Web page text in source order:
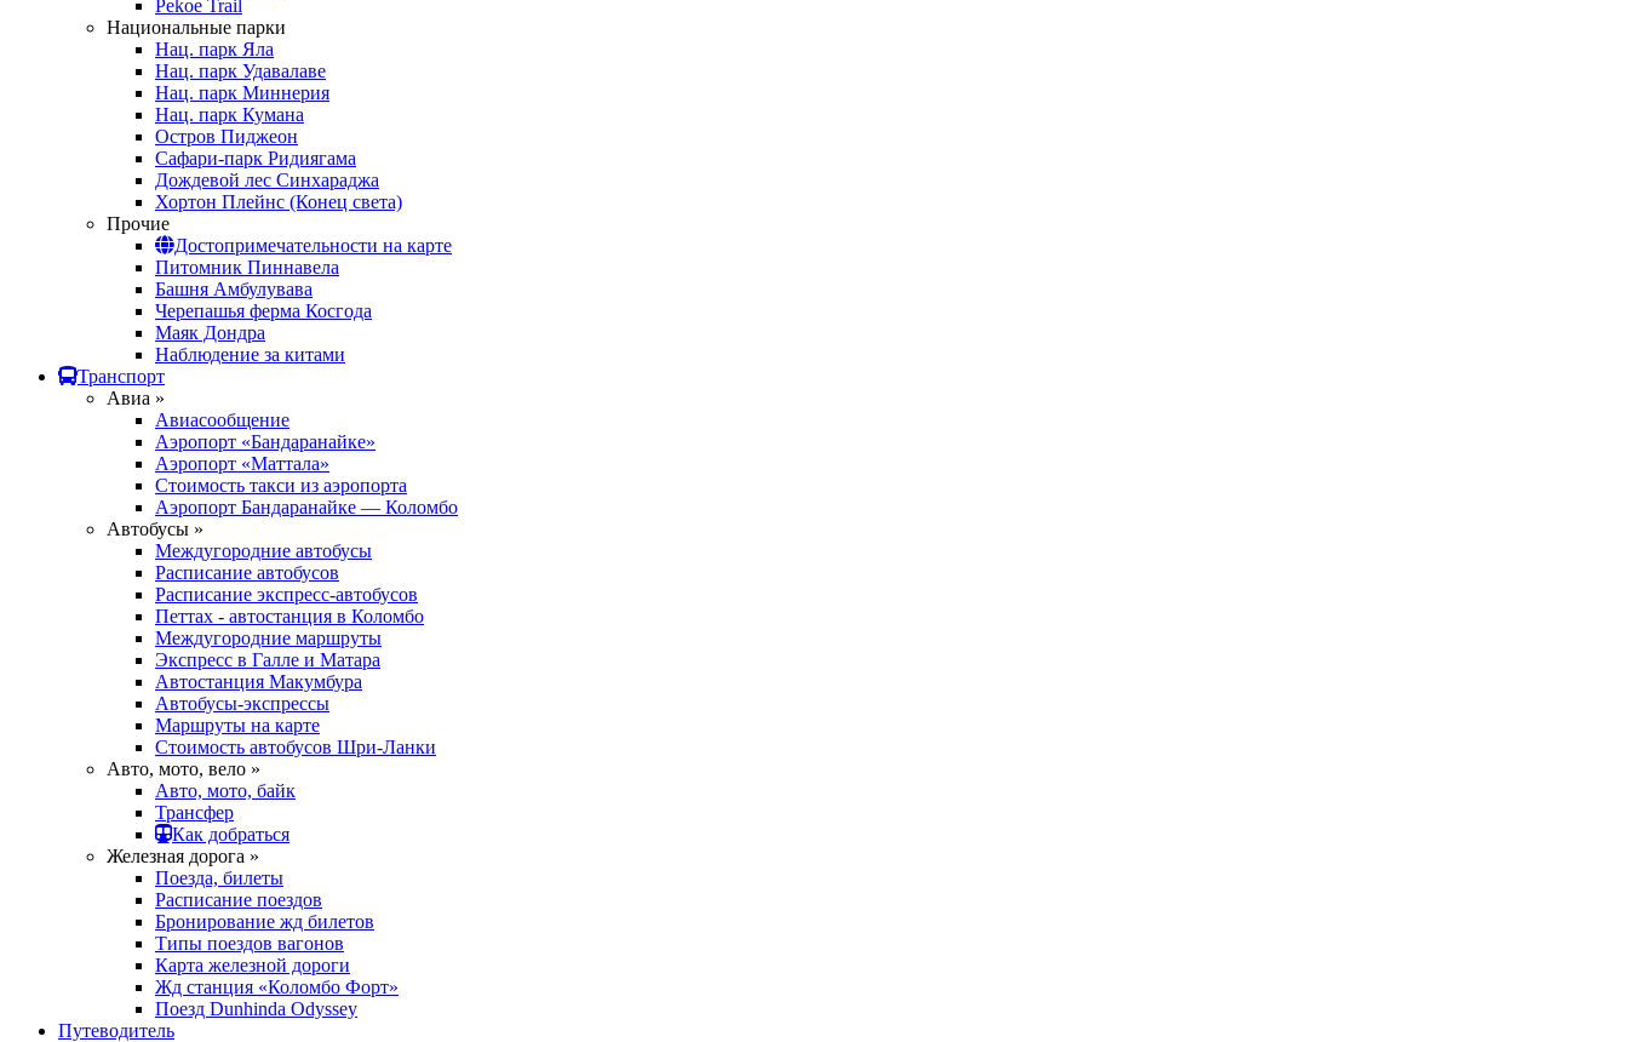
Pekoe Trail
Национальные парки
Нац. парк Яла
Нац. парк Удавалаве
Нац. парк Миннерия
Нац. парк Кумана
Остров Пиджеон
Сафари-парк Ридиягама
Дождевой лес Синхараджа
Хортон Плейнс (Конец света)
Прочие
Достопримечательности на карте
Питомник Пиннавела
Башня Амбулувава
Черепашья ферма Косгода
Маяк Дондра
Наблюдение за китами
Транспорт
Авиа »
Авиасообщение
Аэропорт «Бандаранайке»
Аэропорт «Маттала»
Стоимость такси из аэропорта
Аэропорт Бандаранайке — Коломбо
Автобусы »
Междугородние автобусы
Расписание автобусов
Расписание экспресс-автобусов
Петтах - автостанция в Коломбо
Междугородние маршруты
Экспресс в Галле и Матара
Автостанция Макумбура
Автобусы-экспрессы
Маршруты на карте
Стоимость автобусов Шри-Ланки
Авто, мото, вело »
Авто, мото, байк
Трансфер
Как добраться
Железная дорога »
Поезда, билеты
Расписание поездов
Бронирование жд билетов
Типы поездов вагонов
Карта железной дороги
Жд станция «Коломбо Форт»
Поезд Dunhinda Odyssey
Путеводитель